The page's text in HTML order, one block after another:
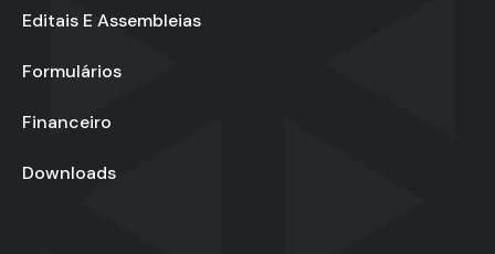
Editais E Assembleias
Formulários
Financeiro
Downloads